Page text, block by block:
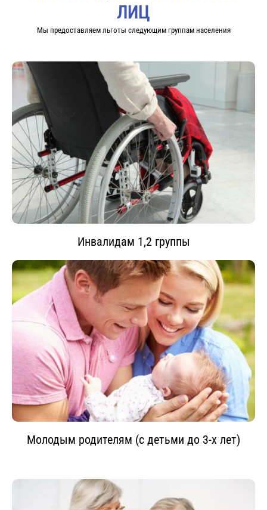
ЛИЦ
Мы предоставляем льготы следующим группам населения
Инвалидам 1,2 группы
Молодым родителям (с детьми до 3-х лет)